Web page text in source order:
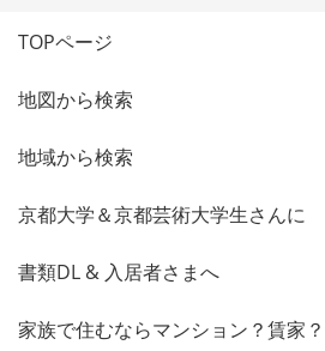
TOPページ
地図から検索
地域から検索
京都大学＆京都芸術大学生さんに
書類DL & 入居者さまへ
家族で住むならマンション？賃家？